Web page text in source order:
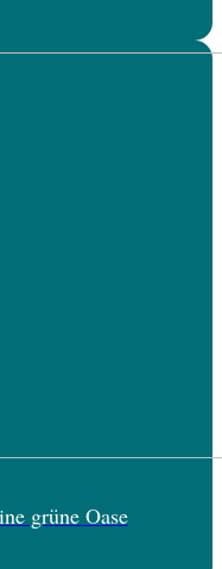
grüne Oase